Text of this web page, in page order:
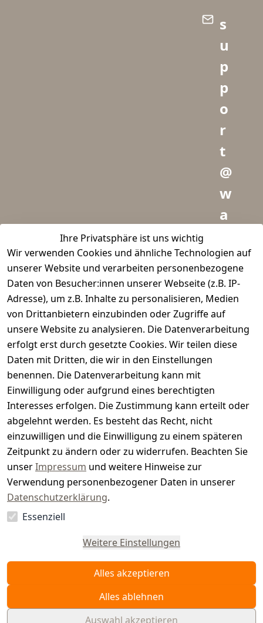
Ihre Privatsphäre ist uns wichtig
Wir verwenden Cookies und ähnliche Technologien auf
unserer Website und verarbeiten personenbezogene
Daten von Besucher:innen unserer Webseite (z.B. IP-
Adresse), um z.B. Inhalte zu personalisieren, Medien
von Drittanbietern einzubinden oder Zugriffe auf
unsere Website zu analysieren. Die Datenverarbeitung
erfolgt erst durch gesetzte Cookies. Wir teilen diese
Daten mit Dritten, die wir in den Einstellungen
benennen. Die Datenverarbeitung kann mit
Einwilligung oder aufgrund eines berechtigten
Interesses erfolgen. Die Zustimmung kann erteilt oder
abgelehnt werden. Es besteht das Recht, nicht
einzuwilligen und die Einwilligung zu einem späteren
Zeitpunkt zu ändern oder zu widerrufen. Beachten Sie
unserImpressum und weitere Hinweise zur
Verwendung personenbezogener Daten in unserer
Datenschutzerklärung.
Essenziell
Weitere Einstellungen
Alles akzeptieren
Alles ablehnen
Auswahl akzeptieren
s
u
p
p
o
r
t
@
w
a
d
m
e
i
s
r.
e
Vertrag
widerrufen